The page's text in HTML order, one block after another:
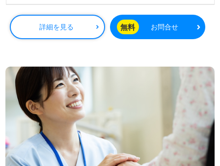
◎『今日も1日、誰かとわたしのために素敵な仕事！』職
場のみんなと共に『感動介護』を明日へつなぐ！◎
看護助手や介護職経験をのある方をお迎えします。『社会
福祉に貢献するチームを作る』の気持ちを真ん中に”全員参
いポイント！『介護を通じて感動をお届けしたい、資格/経
験を活かしたい』『働きがいを感じながら仕事をしたい』
『転職で施設形態や環境を変えて仕事をしたい』等の方も
大歓迎です！募集詳細等、担当コンサルタントよりご案内
します。お問い合わせも遠慮なくお願いします。
【同時募集：あなたのエリアでお探しします！】＊職種：
介護職 ＊雇用形態：正社員 ＊資格：初任者研修以上
＊募集エリア：大阪府、兵庫県、滋賀県、東京都、埼玉
県
詳細を見る 無料 お問合せ